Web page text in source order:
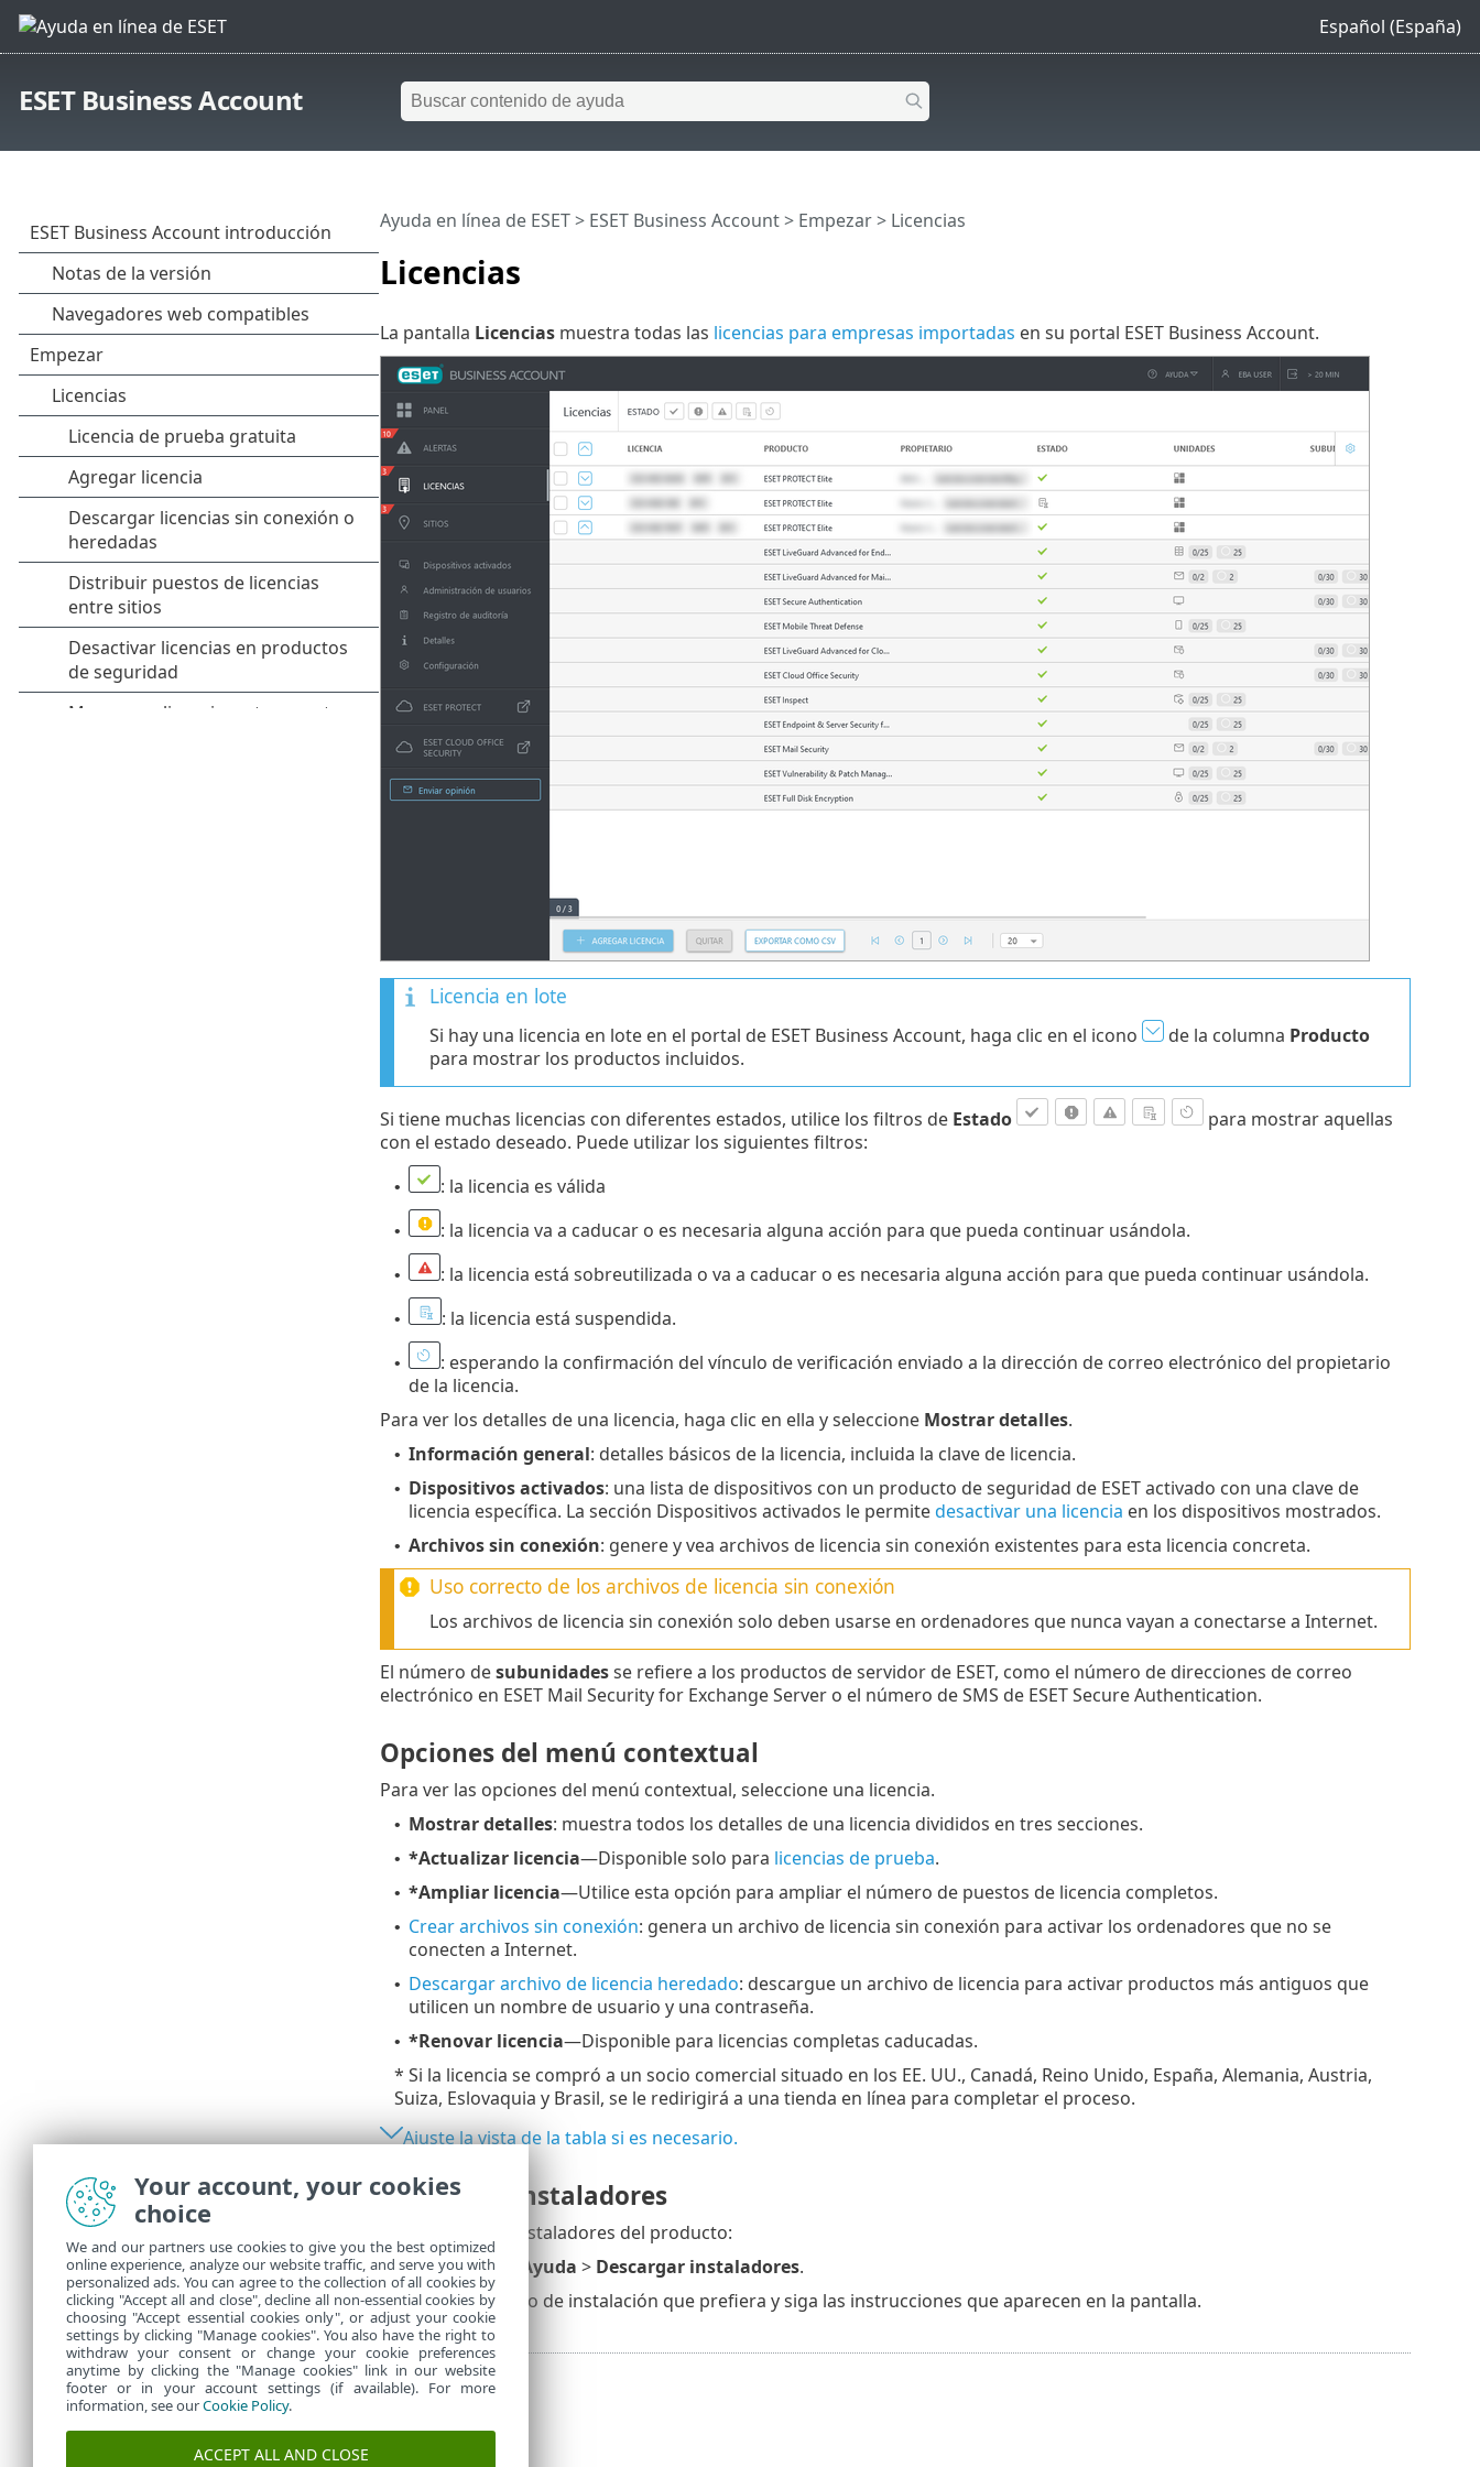
Español (España)
ESET Business Account
Licencias
Ayuda en línea de ESET> ESET Business Account> Empezar> Licencias
La pantalla Licenciasmuestra todas las licencias para empresas importadas en su portal ESET Business Account.
Licencia en lote
Si hay una licencia en lote en el portal de ESET Business Account, haga clic en el icono de la columna Producto
para mostrar los productos incluidos.
Si tiene muchas licencias con diferentes estados, utilice los filtros de Estado
para mostrar aquellas
con el estado deseado. Puede utilizar los siguientes filtros:
• : la licencia es válida
• : la licencia va a caducar o es necesaria alguna acción para que pueda continuar usándola.
• : la licencia está sobreutilizada o va a caducar o es necesaria alguna acción para que pueda continuar usándola.
• : la licencia está suspendida.
•
: esperando la confirmación del vínculo de verificación enviado a la dirección de correo electrónico del propietario
de la licencia.
Para ver los detalles de una licencia, haga clic en ella y seleccione Mostrar detalles.
• Información general: detalles básicos de la licencia, incluida la clave de licencia.
• Dispositivos activados: una lista de dispositivos con un producto de seguridad de ESET activado con una clave de
licencia específica. La sección Dispositivos activados le permitedesactivar una licencia en los dispositivos mostrados.
• Archivos sin conexión: genere y vea archivos de licencia sin conexión existentes para esta licencia concreta.
Uso correcto de los archivos de licencia sin conexión
Los archivos de licencia sin conexión solo deben usarse en ordenadores que nunca vayan a conectarse a Internet.
El número desubunidadesse refiere a los productos de servidor de ESET, como el número de direcciones de correo
electrónico en ESET Mail Security for Exchange Server o el número de SMS de ESET Secure Authentication.
Opciones del menú contextual
Para ver las opciones del menú contextual, seleccione una licencia.
• Mostrar detalles: muestra todos los detalles de una licencia divididos en tres secciones.
• *Actualizar licencia—Disponible solo para licencias de prueba.
• *Ampliar licencia—Utilice esta opción para ampliar el número de puestos de licencia completos.
• Crear archivos sin conexión: genera un archivo de licencia sin conexión para activar los ordenadores que no se
conecten a Internet.
• Descargar archivo de licencia heredado: descargue un archivo de licencia para activar productos más antiguos que
utilicen un nombre de usuario y una contraseña.
• *Renovar licencia—Disponible para licencias completas caducadas.
* Si la licencia se compró a un socio comercial situado en los EE. UU., Canadá, Reino Unido, España, Alemania, Austria,
Suiza, Eslovaquia y Brasil, se le redirigirá a una tienda en línea para completar el proceso.
Ajuste la vista de la tabla si es necesario.
Descargar instaladores
Para descargar instaladores del producto:
1. Haga clic en Ayuda > Descargar instaladores.
2. Elija el método de instalación que prefiera y siga las instrucciones que aparecen en la pantalla.
Your account, your cookies
choice
We and our partners use cookies to give you the best optimized
online experience, analyze our website traffic, and serve you with
personalized ads. You can agree to the collection of all cookies by
clicking "Accept all and close", decline all non-essential cookies by
choosing "Accept essential cookies only", or adjust your cookie
settings by clicking "Manage cookies". You also have the right to
withdraw your consent or change your cookie preferences
anytime by clicking the "Manage cookies" link in our website
footer or in your account settings (if available). For more
information, see ourCookie Policy.
ACCEPT ALL AND CLOSE